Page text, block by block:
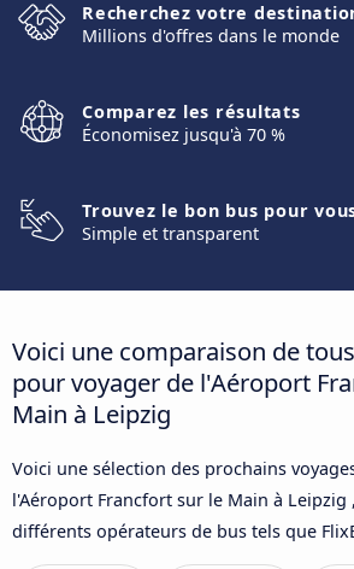
Recherchez votre
Millions d'offres dans le monde
Comparez les résultats
Économisez jusqu'à 70 %
Trouvez le bon bus pour
Simple et transparent
Voici une comparaison de
pour voyager de l'Aéroport
Main à Leipzig
Voici une sélection des prochains
l'Aéroport Francfort sur le Main à Leipzig
différents opérateurs de bus tels que